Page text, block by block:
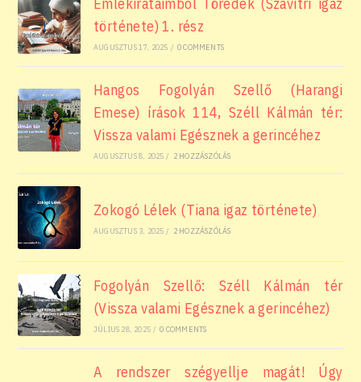
Emlékirataimból Töredék (Szávitrí igaz
története) 1. rész
AUGUSZTUS 17, 2025 / 0 COMMENTS
Hangos Fogolyán Szellő (Harangi
Emese) írások 114, Széll Kálmán tér:
Vissza valami Egésznek a gerincéhez
AUGUSZTUS 8, 2025 / 2 HOZZÁSZÓLÁS
Zokogó Lélek (Tiana igaz története)
AUGUSZTUS 3, 2025 / 2 HOZZÁSZÓLÁS
Fogolyán Szellő: Széll Kálmán tér
(Vissza valami Egésznek a gerincéhez)
JÚLIUS 28, 2025 / 0 COMMENTS
A rendszer szégyellje magát! Úgy